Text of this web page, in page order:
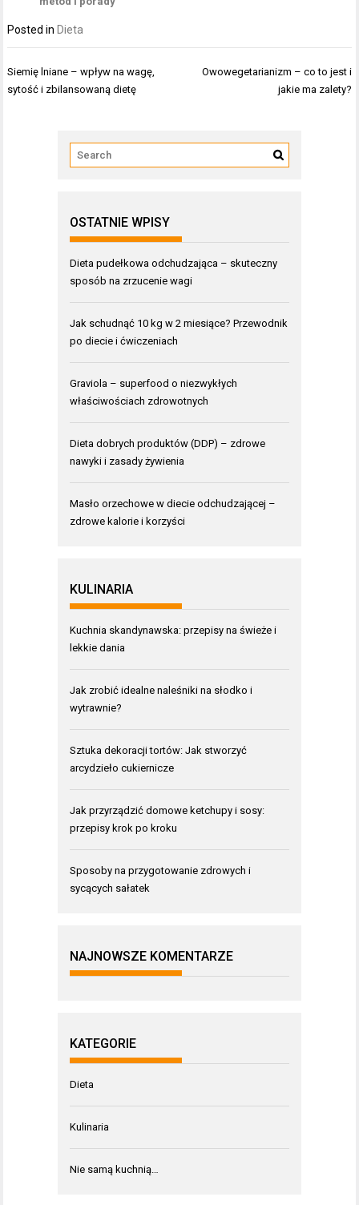
Posted in Dieta
Nawigacja
wpisu
Siemię lniane – wpływ na wagę,
sytość i zbilansowaną dietę
Owowegetarianizm – co to jest i
jakie ma zalety?
OSTATNIE WPISY
Dieta pudełkowa odchudzająca – skuteczny
sposób na zrzucenie wagi
Jak schudnąć 10 kg w 2 miesiące? Przewodnik
po diecie i ćwiczeniach
Graviola – superfood o niezwykłych
właściwościach zdrowotnych
Dieta dobrych produktów (DDP) – zdrowe
nawyki i zasady żywienia
Masło orzechowe w diecie odchudzającej –
zdrowe kalorie i korzyści
KULINARIA
Kuchnia skandynawska: przepisy na świeże i
lekkie dania
Jak zrobić idealne naleśniki na słodko i
wytrawnie?
Sztuka dekoracji tortów: Jak stworzyć
arcydzieło cukiernicze
Jak przyrządzić domowe ketchupy i sosy:
przepisy krok po kroku
Sposoby na przygotowanie zdrowych i
sycących sałatek
NAJNOWSZE KOMENTARZE
KATEGORIE
Dieta
Kulinaria
Nie samą kuchnią…